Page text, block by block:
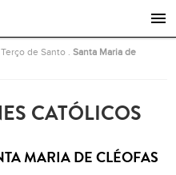
de Santo .Santa Maria de
CATÓLICOS
MARIA DE CLÉOFAS